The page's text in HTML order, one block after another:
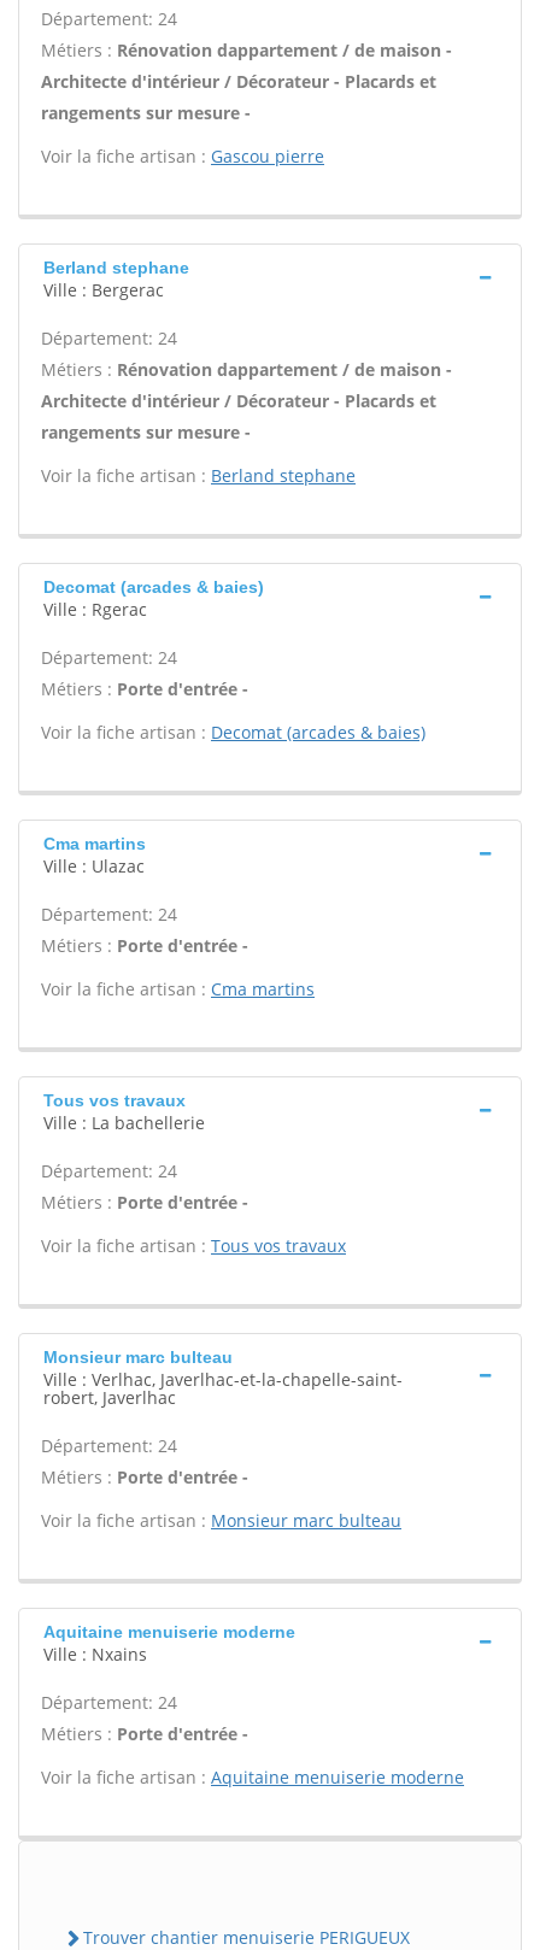
Département: 24
Métiers : Rénovation dappartement / de maison -
Architecte d'intérieur / Décorateur - Placards et
rangements sur mesure -
Voir la fiche artisan : Gascou pierre
Berland stephane
Ville : Bergerac
Département: 24
Métiers : Rénovation dappartement / de maison -
Architecte d'intérieur / Décorateur - Placards et
rangements sur mesure -
Voir la fiche artisan : Berland stephane
Decomat (arcades & baies)
Ville : Rgerac
Département: 24
Métiers : Porte d'entrée -
Voir la fiche artisan : Decomat (arcades & baies)
Cma martins
Ville : Ulazac
Département: 24
Métiers : Porte d'entrée -
Voir la fiche artisan : Cma martins
Tous vos travaux
Ville : La bachellerie
Département: 24
Métiers : Porte d'entrée -
Voir la fiche artisan : Tous vos travaux
Monsieur marc bulteau
Ville : Verlhac, Javerlhac-et-la-chapelle-saint-
robert, Javerlhac
Département: 24
Métiers : Porte d'entrée -
Voir la fiche artisan : Monsieur marc bulteau
Aquitaine menuiserie moderne
Ville : Nxains
Département: 24
Métiers : Porte d'entrée -
Voir la fiche artisan : Aquitaine menuiserie moderne
Trouver chantier menuiserie PERIGUEUX